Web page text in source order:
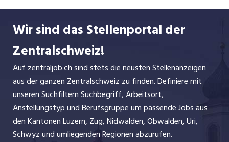
Wir sind das Stellenportal der
Zentralschweiz!
Auf zentraljob.ch sind stets die neusten Stellenanzeigen
aus der ganzen Zentralschweiz zu finden. Definiere mit
unseren Suchfiltern Suchbegriff, Arbeitsort,
Anstellungstyp und Berufsgruppe um passende Jobs aus
den Kantonen Luzern, Zug, Nidwalden, Obwalden, Uri,
Schwyz und umliegenden Regionen abzurufen.